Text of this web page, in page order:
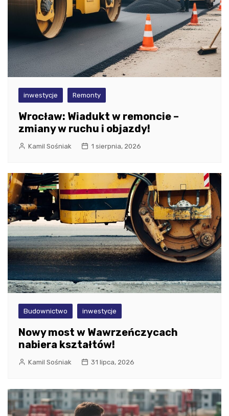
inwestycje Remonty
Wrocław: Wiadukt w remoncie –
zmiany w ruchu i objazdy!
Kamil Sośniak 1 sierpnia, 2026
Budownictwo inwestycje
Nowy most w Wawrzeńczycach
nabiera kształtów!
Kamil Sośniak 31 lipca, 2026